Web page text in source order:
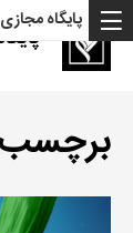
پایگاه